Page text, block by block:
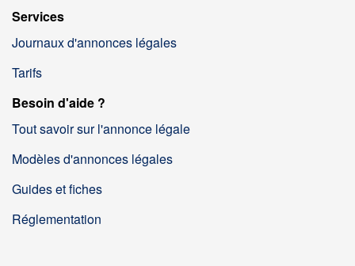
Services
Journaux d'annonces légales
Tarifs
Besoin d'aide ?
Tout savoir sur l'annonce légale
Modèles d'annonces légales
Guides et fiches
Réglementation